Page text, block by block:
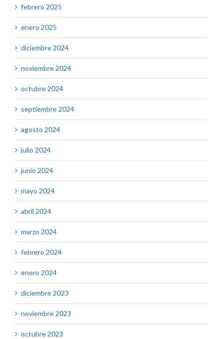
febrero 2025
enero 2025
diciembre 2024
noviembre 2024
octubre 2024
septiembre 2024
agosto 2024
julio 2024
junio 2024
mayo 2024
abril 2024
marzo 2024
febrero 2024
enero 2024
diciembre 2023
noviembre 2023
octubre 2023